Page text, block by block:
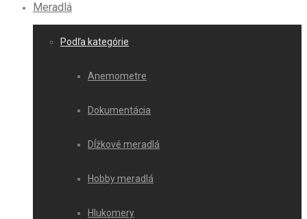
Meradlá
Podľa kategórie
Anemometre
Dokumentácia
Dĺžkové meradlá
Hobby meradlá
Hlukomery